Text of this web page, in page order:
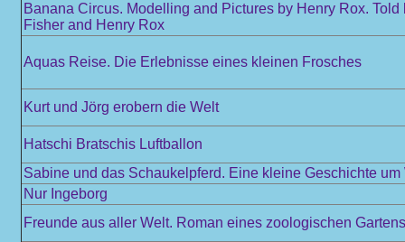
Banana Circus. Modelling and Pictures by Henry Rox. Told
Fisher and Henry Rox
Aquas Reise. Die Erlebnisse eines kleinen Frosches
Kurt und Jörg erobern die Welt
Hatschi Bratschis Luftballon
Sabine und das Schaukelpferd. Eine kleine Geschichte
Nur Ingeborg
Freunde aus aller Welt. Roman eines zoologischen Gartens